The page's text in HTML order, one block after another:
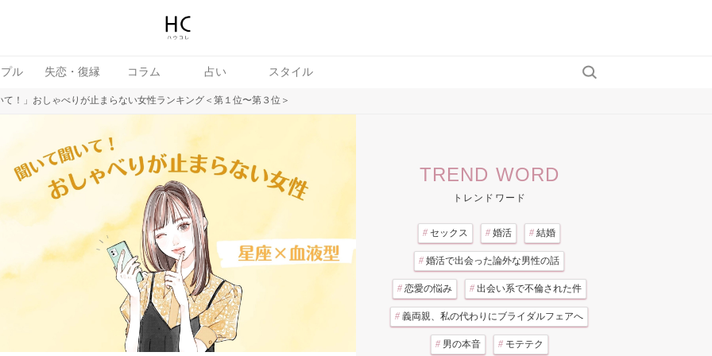
ル 失恋・復縁 コラム 占い スタイル
！」おしゃべりが止まらない女性ランキング＜第１位〜第３位＞
TREND WORD
トレンドワード
# セックス # 婚活 # 結婚
# 婚活で出会った論外な男性の話
# 恋愛の悩み # 出会い系で不倫された件
# 義両親、私の代わりにブライダルフェアへ
# 男の本音 # モテテク